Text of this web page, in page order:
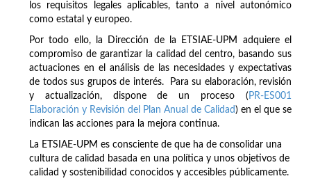
los requisitos legales aplicables, tanto a nivel autonómico
como estatal y europeo.
Por todo ello, la Dirección de la ETSIAE-UPM adquiere el
compromiso de garantizar la calidad del centro, basando sus
actuaciones en el análisis de las necesidades y expectativas
de todos sus grupos de interés. Para su elaboración, revisión
y actualización, dispone de un proceso ( PR-ES001
Elaboración y Revisión del Plan Anual de Calidad ) en el que se
indican las acciones para la mejora continua.
La ETSIAE-UPM es consciente de que ha de consolidar una
cultura de calidad basada en una política y unos objetivos de
calidad y sostenibilidad conocidos y accesibles públicamente.